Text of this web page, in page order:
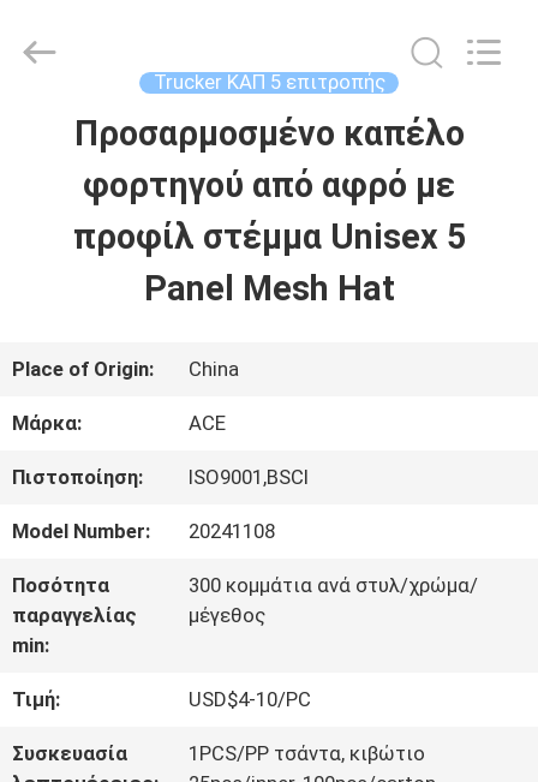
ΣΠΊΤΙ
ΠΡΟΪΌΝΤΑ
ΕΜΕΊΣ
ΓΎΡΟΣ
ΕΡΓΟΣΤΑΣΊΩΝ
ΠΟΙΟΤΙΚΌΣ
ΈΛΕΓΧΟΣ
Headwear
Trucker ΚΑΠ 5 επιτροπής
Προσαρμοσμένο καπέλο
φορτηγού από αφρό με
προφίλ στέμμα Unisex 5
Panel Mesh Hat
Place of Origin: China
Μάρκα: ACE
Πιστοποίηση: ISO9001,BSCI
Model Number: 20241108
Ποσότητα
παραγγελίας
min:
300 κομμάτια ανά στυλ/χρώμα/
μέγεθος
Τιμή: USD$4-10/PC
Συσκευασία
1PCS/PP τσάντα, κιβώτιο